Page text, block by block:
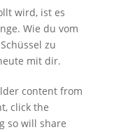
wird, ist es
Wie du vom
zu
mit dir.
content from
click the
so will share